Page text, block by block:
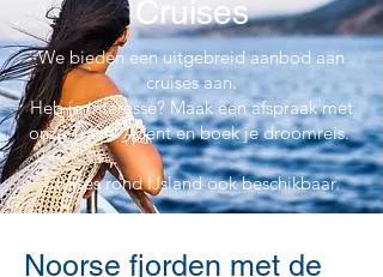
Cruises
We bieden een uitgebreid aanbod aan
cruises aan.
Heb je interesse? Maak een afspraak met
onze Travel Agent en boek je droomreis.
Cruises rond IJsland ook beschikbaar.
Noorse fjorden met de